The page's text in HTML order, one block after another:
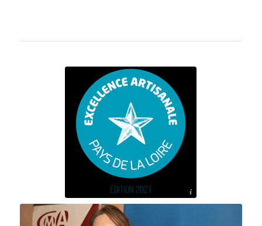
Région pays de la Loire - A l'atelier de la couture élodie sanier